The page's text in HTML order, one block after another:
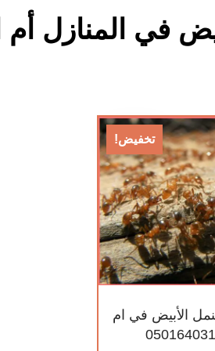
في المنازل أم
تخفيض!
الأبيض في ام